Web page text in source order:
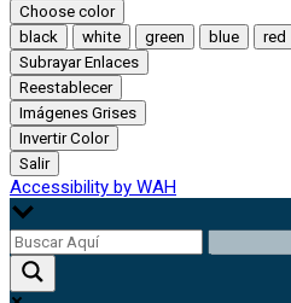
Choose color
black
white green blue red
Subrayar Enlaces
Reestablecer
Imágenes Grises
Invertir Color
Salir
Accessibility by WAH